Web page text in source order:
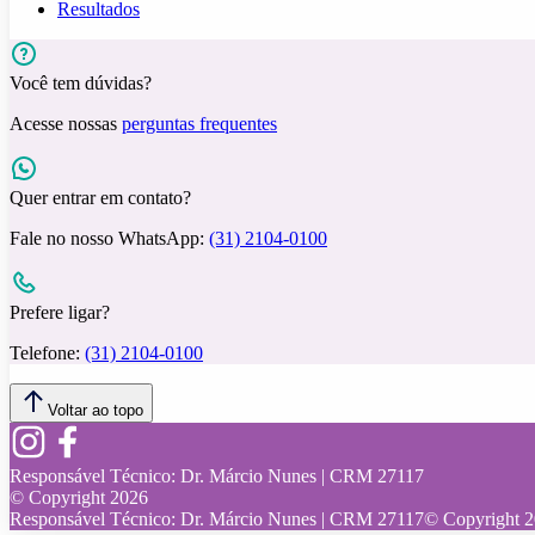
Resultados
Você tem dúvidas?
Acesse nossas perguntas frequentes
Quer entrar em contato?
Fale no nosso WhatsApp: (31) 2104-0100
Prefere ligar?
Telefone: (31) 2104-0100
Voltar ao topo
Responsável Técnico: Dr. Márcio Nunes | CRM 27117
© Copyright 2026
Responsável Técnico: Dr. Márcio Nunes | CRM 27117© Copyright